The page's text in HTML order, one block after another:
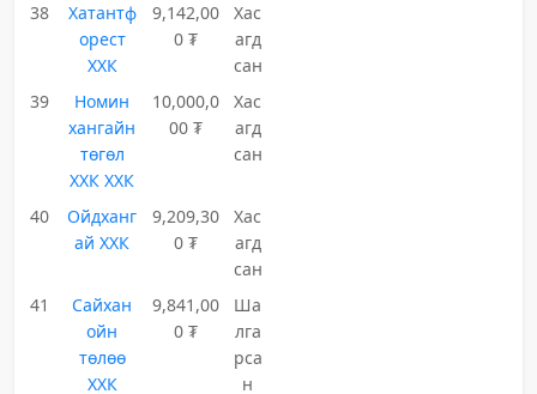
38
Хатантф
орест
ХХК
9,142,00
0 ₮
Хас
агд
сан
39
Номин
хангайн
төгөл
ХХК ХХК
10,000,0
00 ₮
Хас
агд
сан
40
Ойдханг
ай ХХК
9,209,30
0 ₮
Хас
агд
сан
41
Сайхан
ойн
төлөө
ХХК
9,841,00
0 ₮
Ша
лга
рса
н